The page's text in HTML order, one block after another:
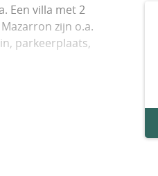
Een villa met 2
zijn o.a.
parkeerplaats,